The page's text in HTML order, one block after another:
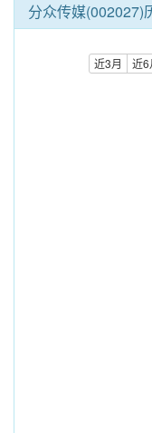
分众传媒(002027)
近3月 近6